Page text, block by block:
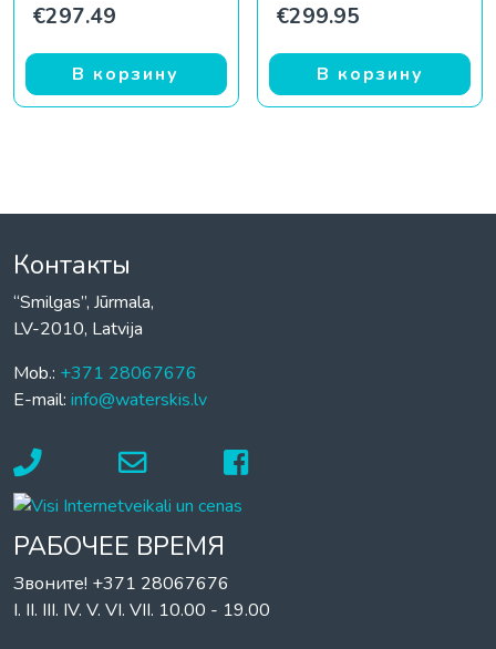
€297.49
В корзину
€299.95
В корзину
Контакты
“Smilgas”, Jūrmala,
LV-2010, Latvija
Mob.: +371 28067676
E-mail: info@waterskis.lv
РАБОЧЕЕ ВРЕМЯ
Звоните! +371 28067676
I. II. III. IV. V. VI. VII. 10.00 - 19.00